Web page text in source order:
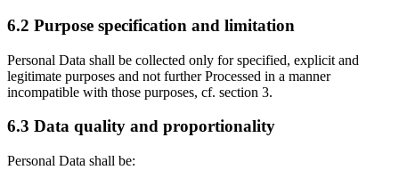
6.2 Purpose specification and limitation
Personal Data shall be collected only for specified, explicit and
legitimate purposes and not further Processed in a manner
incompatible with those purposes, cf. section 3.
6.3 Data quality and proportionality
Personal Data shall be: